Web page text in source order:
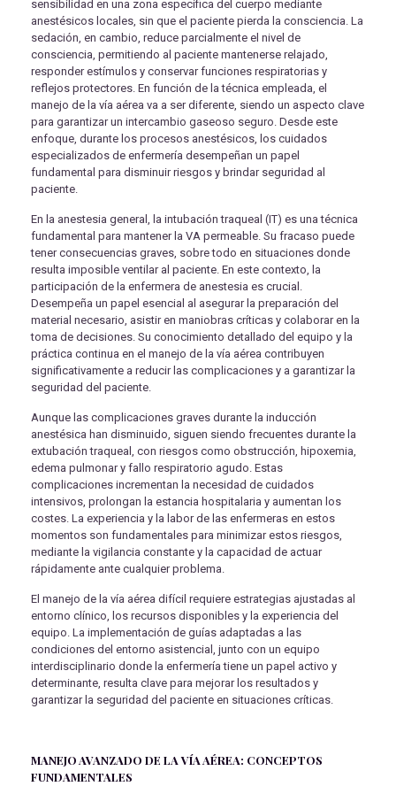
sensibilidad en una zona específica del cuerpo mediante
anestésicos locales, sin que el paciente pierda la consciencia. La
sedación, en cambio, reduce parcialmente el nivel de
consciencia, permitiendo al paciente mantenerse relajado,
responder estímulos y conservar funciones respiratorias y
reflejos protectores. En función de la técnica empleada, el
manejo de la vía aérea va a ser diferente, siendo un aspecto clave
para garantizar un intercambio gaseoso seguro. Desde este
enfoque, durante los procesos anestésicos, los cuidados
especializados de enfermería desempeñan un papel
fundamental para disminuir riesgos y brindar seguridad al
paciente.
En la anestesia general, la intubación traqueal (IT) es una técnica
fundamental para mantener la VA permeable. Su fracaso puede
tener consecuencias graves, sobre todo en situaciones donde
resulta imposible ventilar al paciente. En este contexto, la
participación de la enfermera de anestesia es crucial.
Desempeña un papel esencial al asegurar la preparación del
material necesario, asistir en maniobras críticas y colaborar en la
toma de decisiones. Su conocimiento detallado del equipo y la
práctica continua en el manejo de la vía aérea contribuyen
significativamente a reducir las complicaciones y a garantizar la
seguridad del paciente.
Aunque las complicaciones graves durante la inducción
anestésica han disminuido, siguen siendo frecuentes durante la
extubación traqueal, con riesgos como obstrucción, hipoxemia,
edema pulmonar y fallo respiratorio agudo. Estas
complicaciones incrementan la necesidad de cuidados
intensivos, prolongan la estancia hospitalaria y aumentan los
costes. La experiencia y la labor de las enfermeras en estos
momentos son fundamentales para minimizar estos riesgos,
mediante la vigilancia constante y la capacidad de actuar
rápidamente ante cualquier problema.
El manejo de la vía aérea difícil requiere estrategias ajustadas al
entorno clínico, los recursos disponibles y la experiencia del
equipo. La implementación de guías adaptadas a las
condiciones del entorno asistencial, junto con un equipo
interdisciplinario donde la enfermería tiene un papel activo y
determinante, resulta clave para mejorar los resultados y
garantizar la seguridad del paciente en situaciones críticas.
MANEJO AVANZADO DE LA VÍA AÉREA: CONCEPTOS
FUNDAMENTALES